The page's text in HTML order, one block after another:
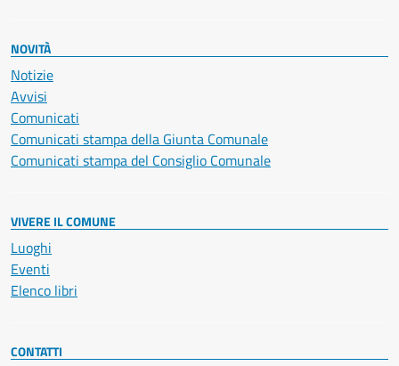
NOVITÀ
Notizie
Avvisi
Comunicati
Comunicati stampa della Giunta Comunale
Comunicati stampa del Consiglio Comunale
VIVERE IL COMUNE
Luoghi
Eventi
Elenco libri
CONTATTI